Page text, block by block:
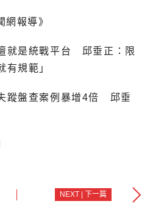
網報導》
就是統戰平台 邱垂正：限
有規範」
蹤盤查案例暴增4倍 邱垂
NEXT | 下一篇